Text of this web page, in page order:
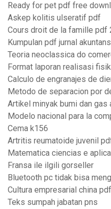
Ready for pet pdf free
Askep kolitis ulseratif pdf
Cours droit de la famille pdf
Kumpulan pdf jurnal
Teoria neoclassica do
Format laporan realisasi
Calculo de engranajes de
Metodo de separacion por
Artikel minyak bumi dan gas
Modelo nacional para la
Cema k156
Artritis reumatoide juvenil
Matematica ciencias e
Fransa ile ilgili gorseller
Bluetooth pc tidak bisa
Cultura empresarial china pdf
Teks sumpah jabatan pns